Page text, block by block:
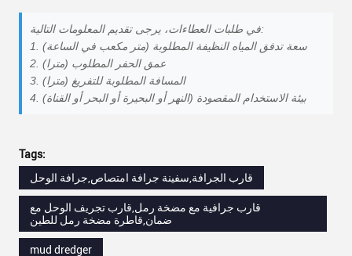
في طلبات العطاءات، يرجى تقديم المعلومات التالية:
سعة تدفق المياه النظيفة المطلوبة (متر مكعب في الساعة)
عمق الحفر المطلوب (مترا)
المسافة المطلوبة للتفريغ (مترا)
بيئة الاستخدام المقصودة (النهر أو البحيرة أو البحر أو القناة)
Tags:
قارب الجرافة,سفينة جرافة امتصاص,جرافة الوحل
قارب جرافية مع مضخة رمل,قارب تجريف الوحل مع
ضمان,قاطرة مضخة رمل للطين
mud dredger